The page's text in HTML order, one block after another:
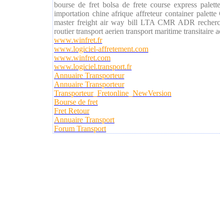
bourse de fret bolsa de frete course express
importation chine afrique affreteur container
master freight air way bill LTA CMR ADR
routier transport aerien transport maritime transitaire
www.winfret.fr
www.logiciel-affretement.com
www.winfret.com
www.logiciel.transport.fr
Annuaire Transporteur
Annuaire Transporteur
Transporteur_Fretonline_NewVersion
Bourse de fret
Fret Retour
Annuaire Transport
Forum Transport